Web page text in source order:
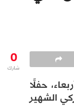
0
شارك
حفلًا
الشهير